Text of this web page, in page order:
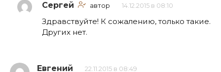
Сергей автор 14.12.2015 в 08:10
Здравствуйте! К сожалению, только такие.
Других нет.
Евгений 22.11.2015 в 08:49